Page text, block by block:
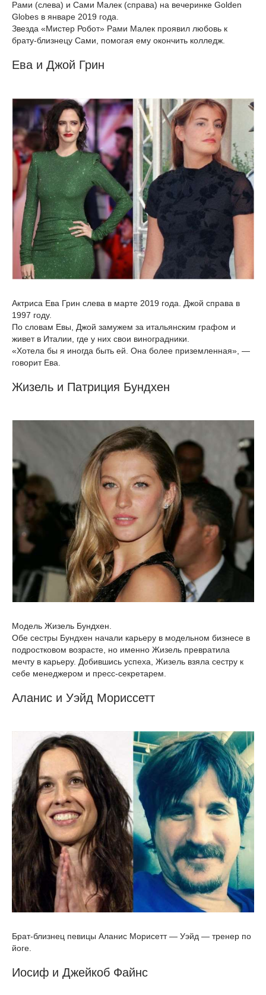
Рами (слева) и Сами Малек (справа) на вечеринке Golden
Globes в январе 2019 года.
Звезда «Мистер Робот» Рами Малек проявил любовь к
брату-близнецу Сами, помогая ему окончить колледж.
Ева и Джой Грин
Актриса Ева Грин слева в марте 2019 года. Джой справа в
1997 году.
По словам Евы, Джой замужем за итальянским графом и
живет в Италии, где у них свои виноградники.
«Хотела бы я иногда быть ей. Она более приземленная», —
говорит Ева.
Жизель и Патриция Бундхен
Модель Жизель Бундхен.
Обе сестры Бундхен начали карьеру в модельном бизнесе в
подростковом возрасте, но именно Жизель превратила
мечту в карьеру. Добившись успеха, Жизель взяла сестру к
себе менеджером и пресс-секретарем.
Аланис и Уэйд Мориссетт
Брат-близнец певицы Аланис Морисетт — Уэйд — тренер по
йоге.
Иосиф и Джейкоб Файнс